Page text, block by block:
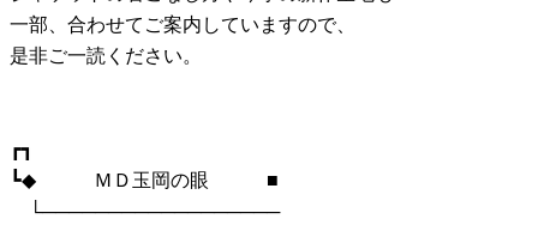
一部、合わせてご案内していますので、
是非ご一読ください。
┏┓
┗◆ ＭＤ玉岡の眼 ■
└──────────────────